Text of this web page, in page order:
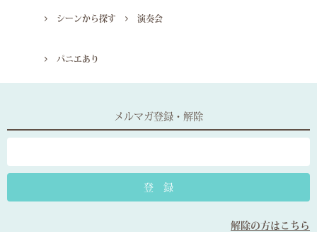
シーンから探す 演奏会
パニエあり
メルマガ登録・解除
解除の方はこちら